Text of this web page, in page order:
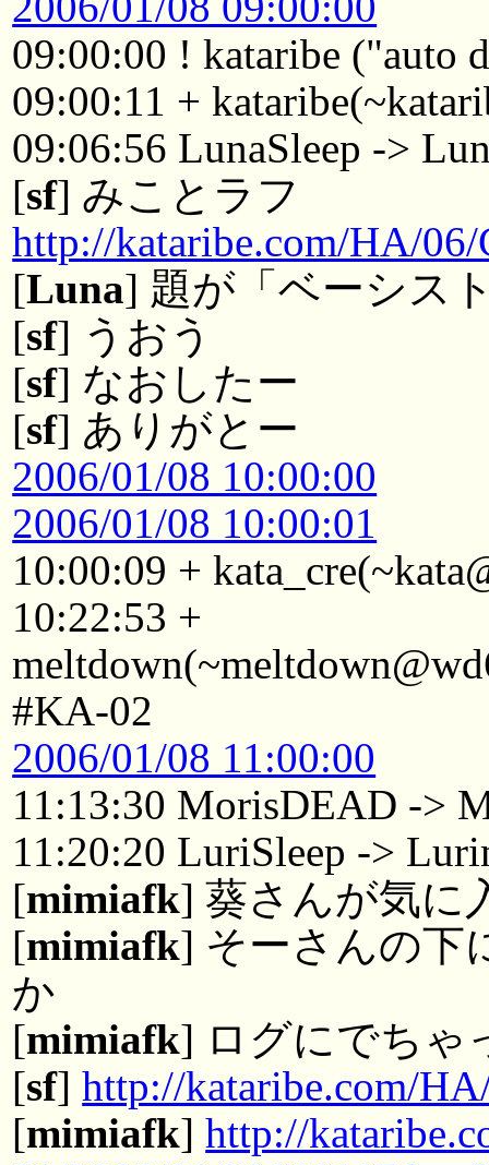
09:00:00 ! kataribe ("auto
09:00:11 +
09:06:56 LunaSleep ->
[sf] みことラフ
http://kataribe.com/HA/
[Luna] 題が「ベーシス
[sf] うおう
[sf] なおしたー
[sf] ありがとー
2006/01/08 10:00:00
2006/01/08 10:00:01
10:00:09 +
10:22:53 +
#KA-02
2006/01/08 11:00:00
11:13:30 MorisDEAD ->
11:20:20 LuriSleep ->
[mimiafk] 葵さんが気に
[mimiafk] そーさんの下
か
[mimiafk] ログにでちゃ
[sf]http://kataribe.com/
[mimiafk]http://